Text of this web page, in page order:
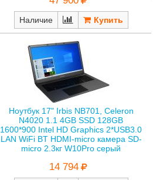
Наличие
Ноутбук 17" Irbis NB701, Celeron
N4020 1.1 4GB SSD 128GB
1600*900 Intel HD Graphics 2*USB3.0
LAN WiFi BT HDMI-micro камера SD-
micro 2.3кг W10Pro серый
14 794